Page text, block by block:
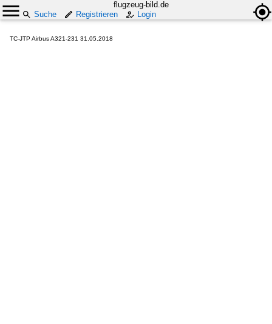
flugzeug-bild.de
Suche
Registrieren Login
TC-JTP Airbus A321-231 31.05.2018